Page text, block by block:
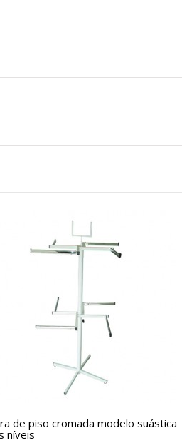
de piso cromada modelo suástica
níveis